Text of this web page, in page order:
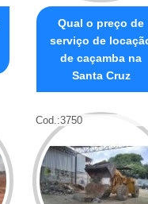
Qual o preço de
serviço de
de caçamba na
Santa Cruz
Cod.:3750